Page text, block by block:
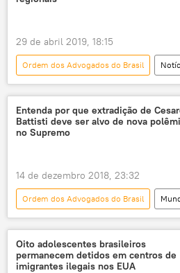
29 de abril 2019, 18:15
Ordem dos Advogados do Brasil
Notícias
Ministério Público
Agência Nacional de Aviação Civil (ANAC)
Associação Brasileira de Procons
Conselho Administrativo de Defesa
Ministério do Turismo
Entenda por que extradição de
Battisti deve ser alvo de nova
no Supremo
14 de dezembro 2018, 23:32
Ordem dos Advogados do Brasil
Notícias do Brasil
Europa
Itália
Bolívia
Luiz Inácio Lula da Silva
Michel
Oito adolescentes brasileiros
permanecem detidos em centros de
imigrantes ilegais nos EUA